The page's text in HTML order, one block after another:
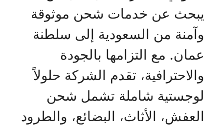
يبحث عن خدمات شحن موثوقة
وآمنة من السعودية إلى سلطنة
عمان. مع التزامها بالجودة
والاحترافية، تقدم الشركة حلولاً
لوجستية شاملة تشمل شحن
العفش، الأثاث، البضائع، والطرود